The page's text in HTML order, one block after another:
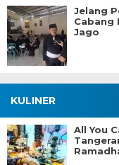
Jelang
Cabang
Jago
KULINER
All You